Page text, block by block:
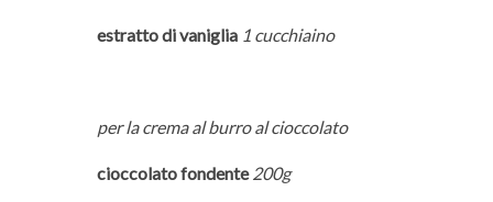
estratto di vaniglia 1 cucchiaino
per la crema al burro al cioccolato
cioccolato fondente 200g